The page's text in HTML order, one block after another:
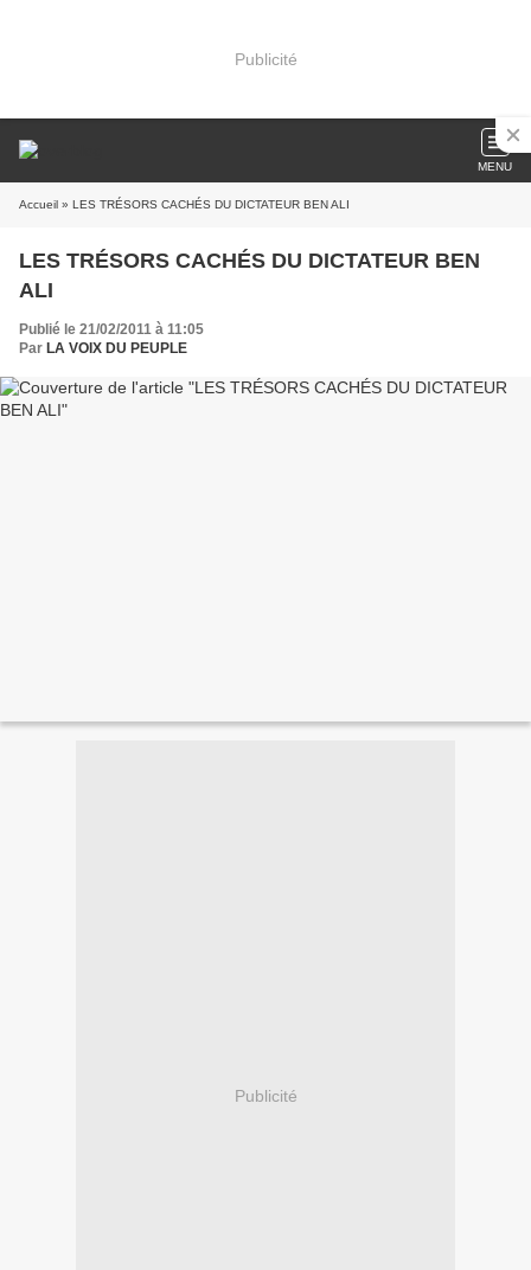
Publicité
MENU
Accueil » LES TRÉSORS CACHÉS DU DICTATEUR BEN ALI
LES TRÉSORS CACHÉS DU DICTATEUR BEN
ALI
Publié le 21/02/2011 à 11:05
Par LA VOIX DU PEUPLE
Publicité